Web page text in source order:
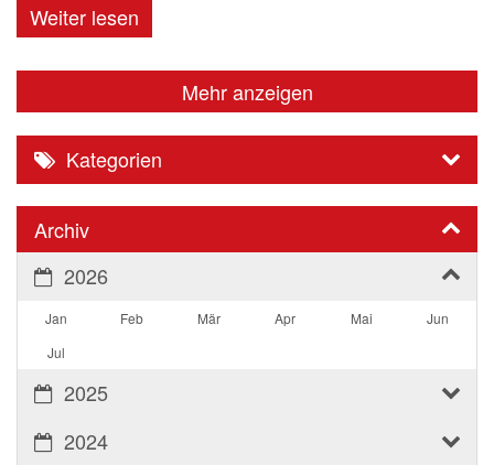
Weiter lesen
Mehr anzeigen
Kategorien
Archiv
2026
Jan Feb Mär Apr Mai
Jun
Jul
2025
2024